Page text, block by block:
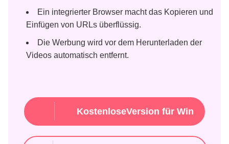
Ein integrierter Browser macht das Kopieren und
Einfügen von URLs überflüssig.
Die Werbung wird vor dem Herunterladen der
Videos automatisch entfernt.
KostenloseVersion für Win